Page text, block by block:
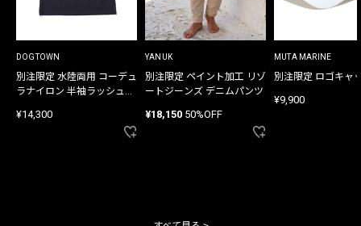
DOGTOWN
別注限定 水陸両用 コーデュ
ラナイロン 半袖ラッシュガ
¥14,300
YANUK
別注限定 ペイント加工 リゾ
ートジーンズ デニムパンツ
¥18,150 50%OFF
MUTA MARINE
別注限定 ロゴキャ
¥9,900